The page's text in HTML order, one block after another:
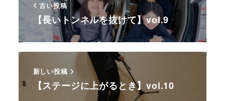
古い投稿
【長いトンネルを抜けて】vol.9
新しい投稿
【ステージに上がるとき】vol.10